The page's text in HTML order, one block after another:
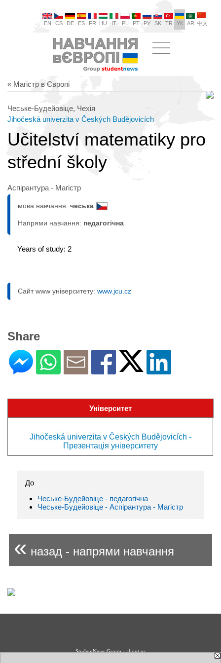
EN CS DE ES FR HU IT PL PT РУ SK TR УК AR 中文
« Магістр в Європі
Чеське-Будейовіце, Чехія
Jihočeská univerzita v Českých Budějovicích
Učitelství matematiky pro
střední školy
Аспірантура - Магістр
мова навчання: чеська
Напрями навчання: педагогічна
Years of study: 2
Сайт www університету: www.jcu.cz
Share
Університет
Jihočeská univerzita v Českých Budějovicích -
Презентація університету
До
Чеське-Будейовіце - педагогічна
Чеське-Будейовіце - Аспірантура - Магістр
« назад - напрями навчання
StudentNews Group - about us